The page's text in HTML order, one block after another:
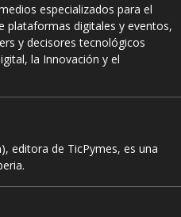
especializados para el
plataformas digitales y eventos,
y decisores tecnológicos
la Innovación y el
editora de TicPymes, es una